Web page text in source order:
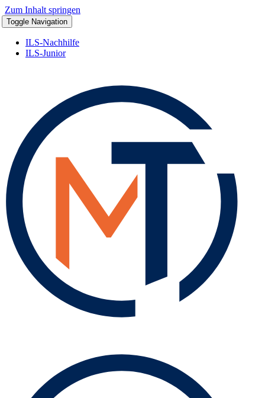
Zum Inhalt springen
Toggle Navigation
ILS-Nachhilfe
ILS-Junior